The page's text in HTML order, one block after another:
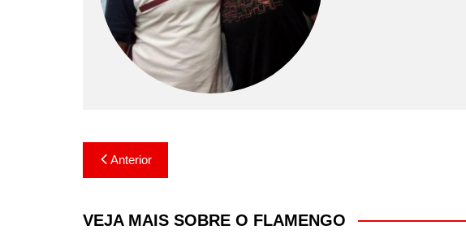
Navegação
de
Post
Anterior
VEJA MAIS SOBRE O FLAMENGO